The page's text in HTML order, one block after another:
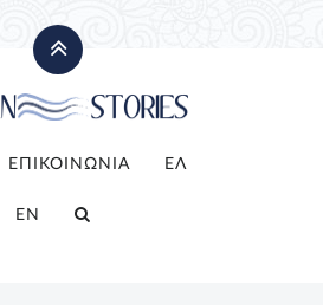
ΕΠΙΚΟΙΝΩΝΙΑ ΕΛ
EN